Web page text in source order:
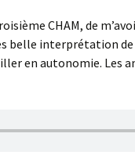
CHAM, de
belle interprétation de
en autonomie. Les